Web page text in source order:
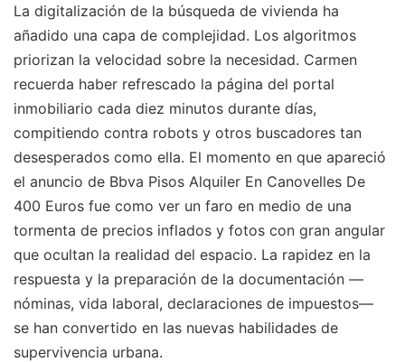
La digitalización de la búsqueda de vivienda ha
añadido una capa de complejidad. Los algoritmos
priorizan la velocidad sobre la necesidad. Carmen
recuerda haber refrescado la página del portal
inmobiliario cada diez minutos durante días,
compitiendo contra robots y otros buscadores tan
desesperados como ella. El momento en que apareció
el anuncio de Bbva Pisos Alquiler En Canovelles De
400 Euros fue como ver un faro en medio de una
tormenta de precios inflados y fotos con gran angular
que ocultan la realidad del espacio. La rapidez en la
respuesta y la preparación de la documentación —
nóminas, vida laboral, declaraciones de impuestos—
se han convertido en las nuevas habilidades de
supervivencia urbana.